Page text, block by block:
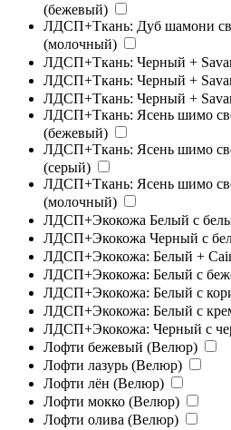
(бежевый)
ЛДСП+Ткань: Дуб шамони
(молочный)
ЛДСП+Ткань: Черный +
ЛДСП+Ткань: Черный +
ЛДСП+Ткань: Черный +
ЛДСП+Ткань: Ясень шимо
(бежевый)
ЛДСП+Ткань: Ясень шимо
(серый)
ЛДСП+Ткань: Ясень шимо
(молочный)
ЛДСП+Экокожа Белый с
ЛДСП+Экокожа Черный с
ЛДСП+Экокожа: Белый +
ЛДСП+Экокожа: Белый с
ЛДСП+Экокожа: Белый с
ЛДСП+Экокожа: Белый с
ЛДСП+Экокожа: Черный с
Лофти бежевый (Велюр)
Лофти лазурь (Велюр)
Лофти лён (Велюр)
Лофти мокко (Велюр)
Лофти олива (Велюр)